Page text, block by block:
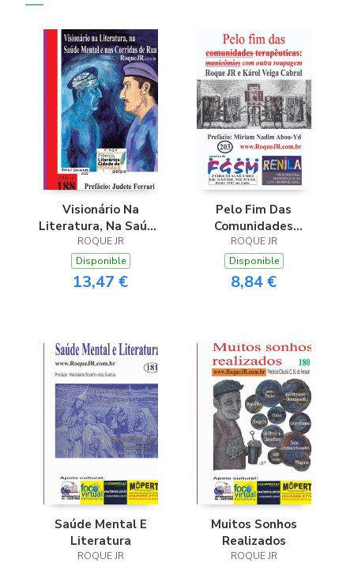
Visionário Na
Literatura, Na Saúde
Mental E Nas
Corridas De Rua
ROQUE JR
Disponible
13,47 €
Pelo Fim Das
Comunidades
Terapêuticas
ROQUE JR
Disponible
8,84 €
Saúde Mental E
Literatura
ROQUE JR
Muitos Sonhos
Realizados
ROQUE JR